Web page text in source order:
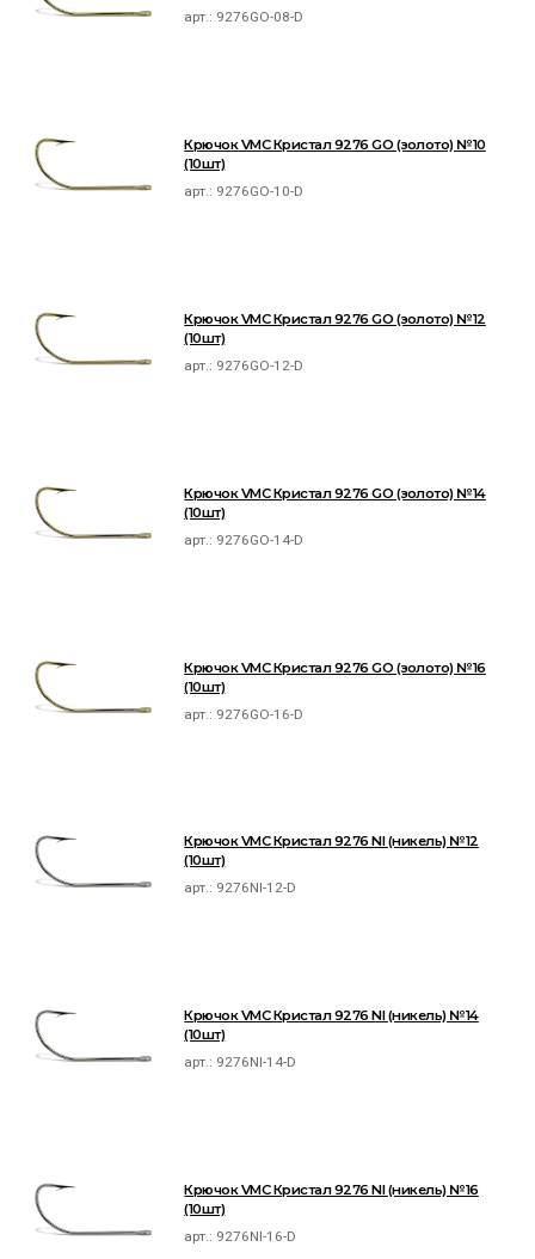
арт.: 9276GO-08-D
Крючок VMC Кристал 9276 GO (золото) №10
(10шт)
арт.: 9276GO-10-D
Крючок VMC Кристал 9276 GO (золото) №12
(10шт)
арт.: 9276GO-12-D
Крючок VMC Кристал 9276 GO (золото) №14
(10шт)
арт.: 9276GO-14-D
Крючок VMC Кристал 9276 GO (золото) №16
(10шт)
арт.: 9276GO-16-D
Крючок VMC Кристал 9276 NI (никель) №12
(10шт)
арт.: 9276NI-12-D
Крючок VMC Кристал 9276 NI (никель) №14
(10шт)
арт.: 9276NI-14-D
Крючок VMC Кристал 9276 NI (никель) №16
(10шт)
арт.: 9276NI-16-D